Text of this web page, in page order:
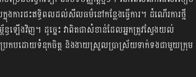
ក្នុងការជះឥទ្ធិពលដល់សីលធម៌នៅកន្លែងធ្វើការ។ ដំណើរការថ្មី
ព័ន្ធឡើងវិញ។ ដូច្នេះ វាពិតជាសំខាន់ដែលអ្នកត្រូវស្វែងយល់
ការប្រកបដោយទំនុកចិត្ត និងងាយស្រួលប្រាស្រ័យទាក់ទងជាមួយក្រុម